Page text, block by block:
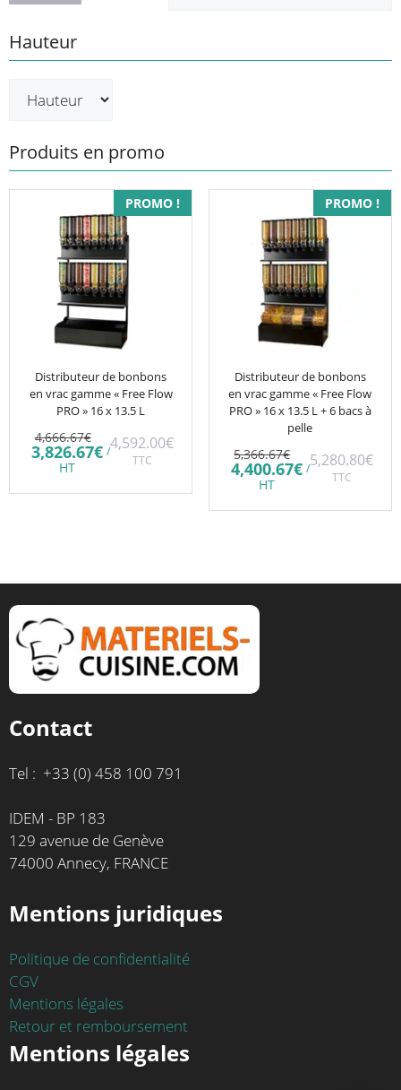
Hauteur
Produits en promo
PROMO !
Distributeur de bonbons
en vrac gamme « Free Flow
PRO » 16 x 13.5 L
4,666.67€ Le
prix
initial
4,666.67€.
3,826.67€Le
est :
HT
/4,592.00€
TTC
PROMO !
Distributeur de bonbons
en vrac gamme « Free Flow
PRO » 16 x 13.5 L + 6 bacs à
pelle
5,366.67€ Le
prix
initial
5,366.67€.
4,400.67€Le
est :
HT
/5,280.80€
TTC
Contact
Tel : +33 (0) 458 100 791
IDEM - BP 183
129 avenue de Genève
74000 Annecy, FRANCE
Mentions juridiques
Politique de confidentialité
CGV
Mentions légales
Retour et remboursement
Mentions légales